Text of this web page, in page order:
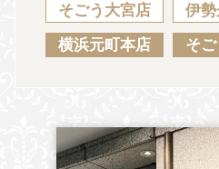
そごう大宮店 伊
横浜元町本店 そ